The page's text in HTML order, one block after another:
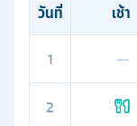
วันที่ เช้า
1
—
2